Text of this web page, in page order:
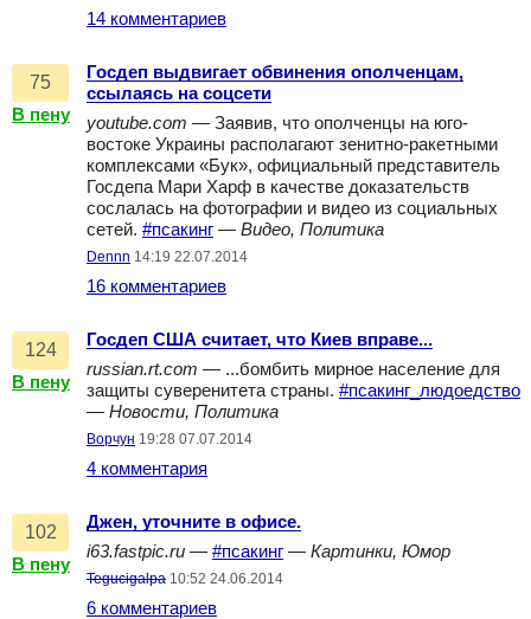
14 комментариев
75
В пену
Госдеп выдвигает обвинения ополченцам,
ссылаясь на соцсети
youtube.com — Заявив, что ополченцы на юго-
востоке Украины располагают зенитно-ракетными
комплексами «Бук», официальный представитель
Госдепа Мари Харф в качестве доказательств
сослалась на фотографии и видео из социальных
сетей. #псакинг — Видео, Политика
Dennn 14:19 22.07.2014
16 комментариев
124
В пену
Госдеп США считает, что Киев вправе...
russian.rt.com — ...бомбить мирное население для
защиты суверенитета страны. #псакинг_людоедство
— Новости, Политика
Ворчун 19:28 07.07.2014
4 комментария
102
В пену
Джен, уточните в офисе.
i63.fastpic.ru — #псакинг — Картинки, Юмор
Tegucigalpa 10:52 24.06.2014
6 комментариев